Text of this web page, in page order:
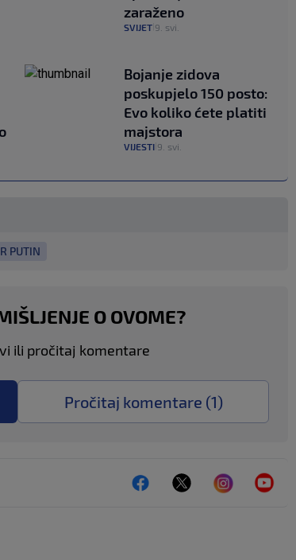
zaraženo
SVIJET 9. svi.
Bojanje zidova
poskupjelo 150 posto:
Evo koliko ćete platiti
majstora
VIJESTI 9. svi.
PUTIN
O OVOME?
ili pročitaj komentare
Pročitaj komentare (1)